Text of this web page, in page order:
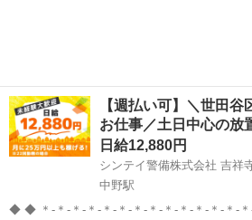
【週払い可】＼世田
お仕事／土日中心の
日給12,880円
中野駅
◆ ◆ ＊-＊-＊-＊-＊-＊-＊-＊-＊-＊-＊-＊-＊-＊-＊-＊-＊ 激レア求人★